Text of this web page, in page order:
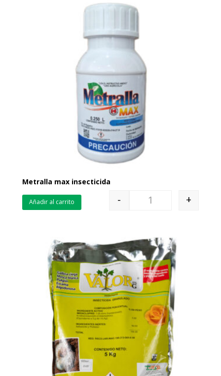
Metralla max insecticida
- +
Añadir al carrito